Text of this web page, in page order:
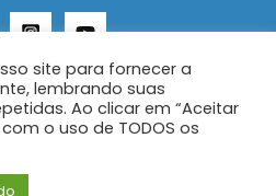
© 2026 AENFER
por IurySan
site para fornecer a
lembrando suas
Ao clicar em “Aceitar
o uso de TODOS os